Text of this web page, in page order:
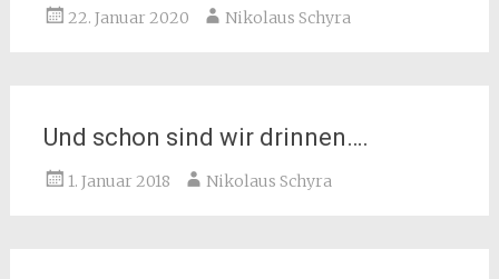
22. Januar 2020 Nikolaus Schyra
Und schon sind wir drinnen….
1. Januar 2018 Nikolaus Schyra